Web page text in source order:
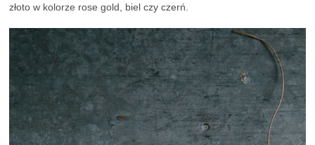
złoto w kolorze rose gold, biel czy czerń.